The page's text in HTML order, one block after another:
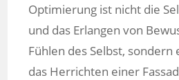
Optimierung ist nicht die
und das Erlangen von
Fühlen des Selbst, sondern
das Herrichten einer